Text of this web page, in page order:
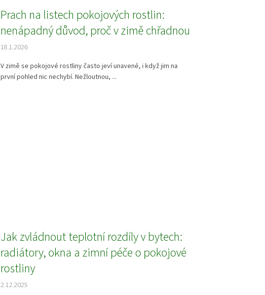
Prach na listech pokojových rostlin:
nenápadný důvod, proč v zimě chřadnou
18.1.2026
V zimě se pokojové rostliny často jeví unavené, i když jim na
první pohled nic nechybí. Nežloutnou, ...
Jak zvládnout teplotní rozdíly v bytech:
radiátory, okna a zimní péče o pokojové
rostliny
2.12.2025